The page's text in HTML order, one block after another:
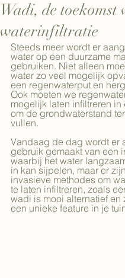
Wadi, de toekomst
waterinfiltratie
Steeds meer wordt er
water op een duurzame
gebruiken. Niet alleen
water zo veel mogelijk
een regenwaterput en
Ook moeten we
mogelijk laten infiltreren in
om de grondwaterstand
vullen.
Vandaag de dag wordt er
gebruik gemaakt van een
waarbij het water
in kan sijpelen, maar er
invasieve methodes om
te laten infiltreren, zoals
wadi is mooi alternatief en
een unieke feature in je